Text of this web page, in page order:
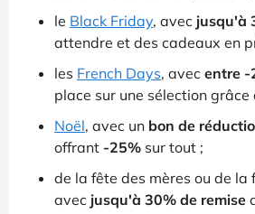
le Black Friday, avec jusqu'à
attendre et des cadeaux en
les French Days, avec entre -
place sur une sélection grâce
Noël, avec un bon de
offrant -25% sur tout ;
de la fête des mères ou de la
avec jusqu'à 30% de remise